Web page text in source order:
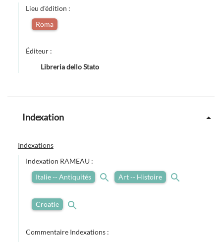
Lieu d'édition :
Roma
Éditeur :
Libreria dello Stato
Indexation
Indexations
Indexation RAMEAU :
Italie -- Antiquités
Art -- Histoire
Croatie
Commentaire Indexations :